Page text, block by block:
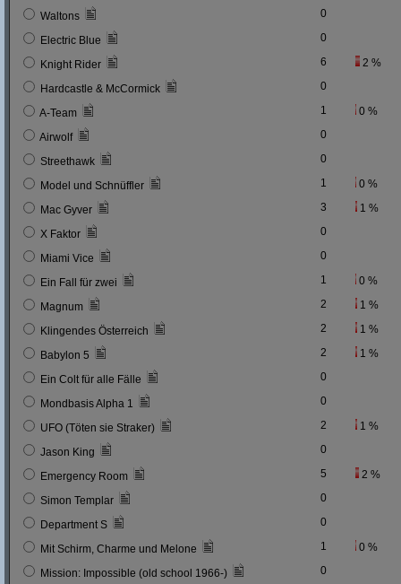
Waltons 0
Electric Blue 0
Knight Rider 6 2 %
Hardcastle & McCormick 0
A-Team 1 0 %
Airwolf 0
Streethawk 0
Model und Schnüffler 1 0 %
Mac Gyver 3 1 %
X Faktor 0
Miami Vice 0
Ein Fall für zwei 1 0 %
Magnum 2 1 %
Klingendes Österreich 2 1 %
Babylon 5 2 1 %
Ein Colt für alle Fälle 0
Mondbasis Alpha 1 0
UFO (Töten sie Straker) 2 1 %
Jason King 0
Emergency Room 5 2 %
Simon Templar 0
Department S 0
Mit Schirm, Charme und Melone 1 0 %
Mission: Impossible (old school 1966-) 0